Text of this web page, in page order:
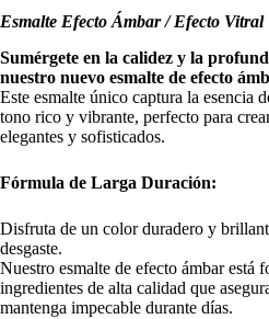
original
era:
S/18.00.
actual
es:
S/16.20.
Esmalte Efecto Ámbar / Efecto Vitral
Sumérgete en la calidez y la
nuestro nuevo esmalte de efecto
Este esmalte único captura la esencia
tono rico y vibrante, perfecto para
elegantes y sofisticados.
Fórmula de Larga Duración:
Disfruta de un color duradero y
desgaste.
Nuestro esmalte de efecto ámbar está
ingredientes de alta calidad que
mantenga impecable durante días.